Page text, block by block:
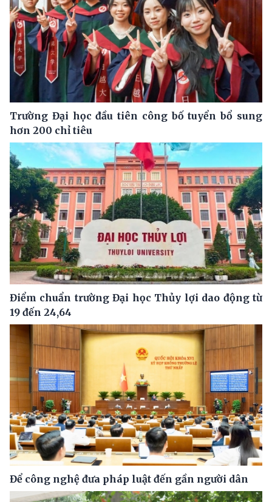
Trường Đại học đầu tiên công bố tuyển bổ sung
hơn 200 chỉ tiêu
Điểm chuẩn trường Đại học Thủy lợi dao động từ
19 đến 24,64
Để công nghệ đưa pháp luật đến gần người dân